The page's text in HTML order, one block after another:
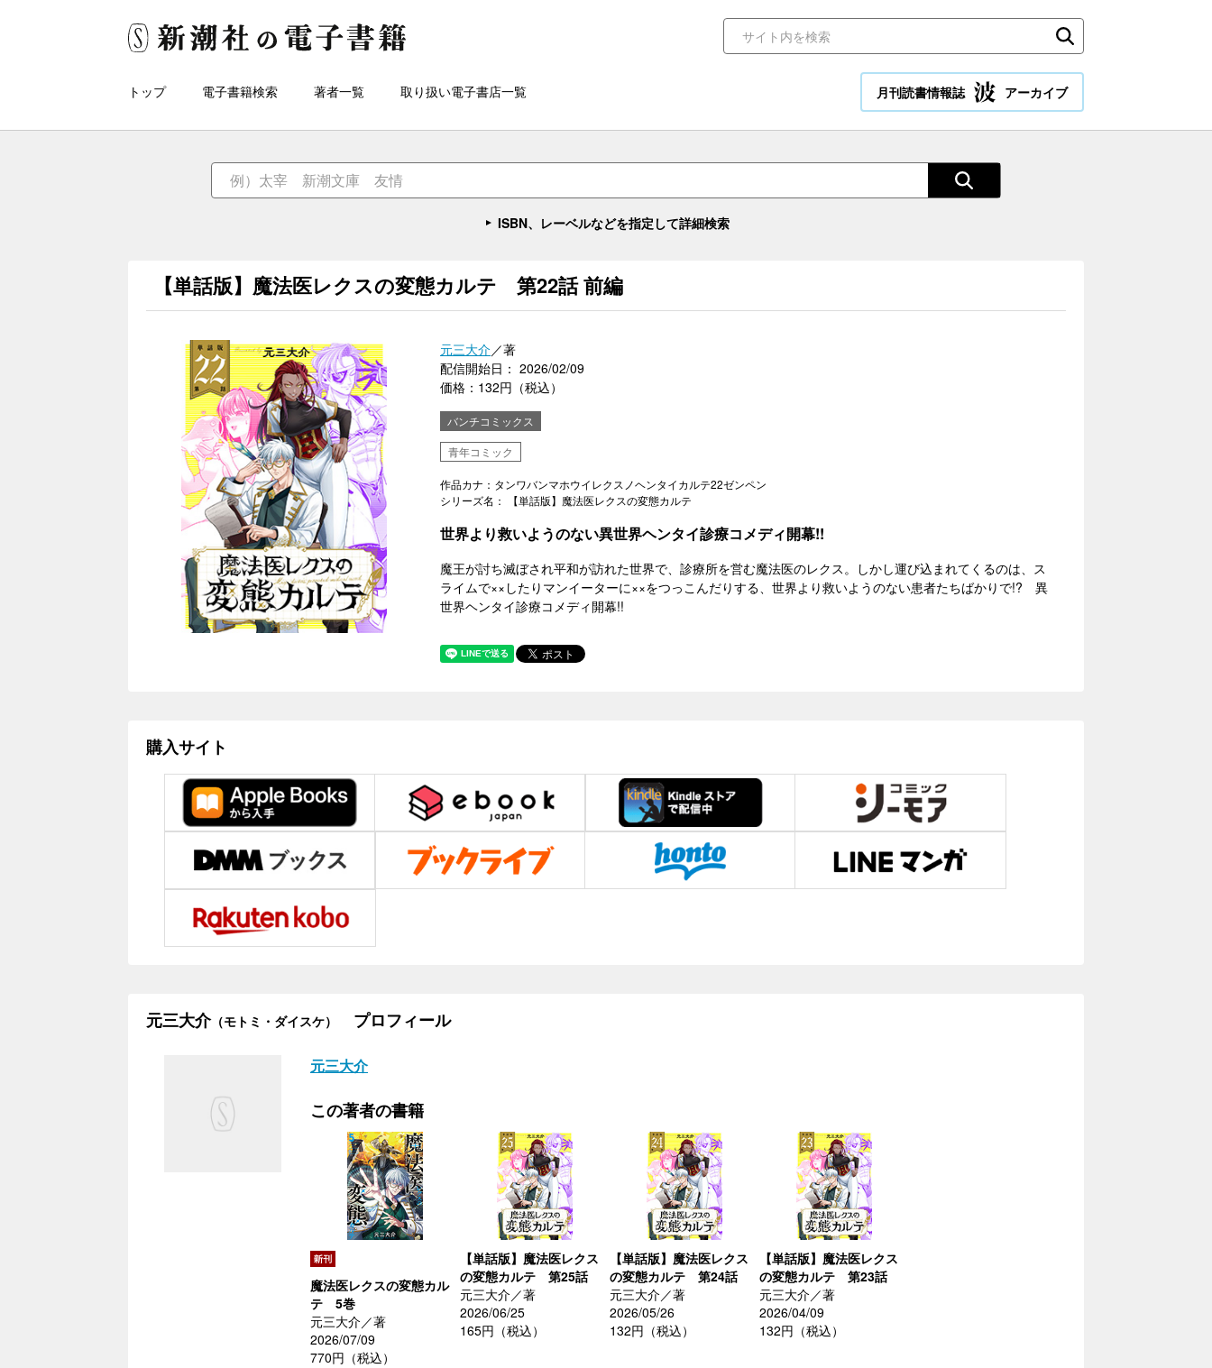
トップ 電子書籍検索 著者一覧 取り扱い電子書店一覧 月刊読書情報誌 アーカイブ
ISBN、レーベルなどを指定して詳細検索
【単話版】魔法医レクスの変態カルテ 第22話 前編
元三大介／著
配信開始日： 2026/02/09
価格：132円（税込）
バンチコミックス
青年コミック
作品カナ：タンワバンマホウイレクスノヘンタイカルテ22ゼンペン
シリーズ名： 【単話版】魔法医レクスの変態カルテ
世界より救いようのない異世界ヘンタイ診療コメディ開幕!!
魔王が討ち滅ぼされ平和が訪れた世界で、診療所を営む魔法医のレクス。しかし運び込まれてくるのは、ス
ライムで××したりマンイーターに××をつっこんだりする、世界より救いようのない患者たちばかりで!? 異
世界ヘンタイ診療コメディ開幕!!
購入サイト
元三大介（モトミ・ダイスケ） プロフィール
元三大介
この著者の書籍
魔法医レクスの変態カル
テ 5巻
元三大介／著
2026/07/09
770円（税込）
【単話版】魔法医レクス
の変態カルテ 第25話
元三大介／著
2026/06/25
165円（税込）
【単話版】魔法医レクス
の変態カルテ 第24話
元三大介／著
2026/05/26
132円（税込）
【単話版】魔法医レクス
の変態カルテ 第23話
元三大介／著
2026/04/09
132円（税込）